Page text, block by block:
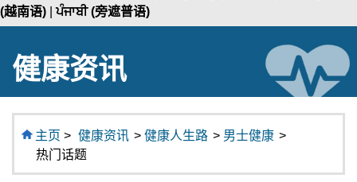
(越南语) |ਪੰਜਾਬੀ (旁遮普语)
健康资讯
主页 > 健康资讯 > 健康人生路 > 男士健康 >
热门话题